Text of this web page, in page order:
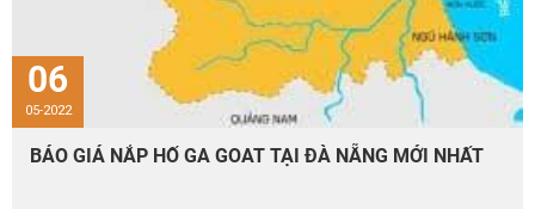
06
05-2022
BÁO GIÁ NẮP HỐ GA GOAT TẠI ĐÀ NẴNG MỚI NHẤT